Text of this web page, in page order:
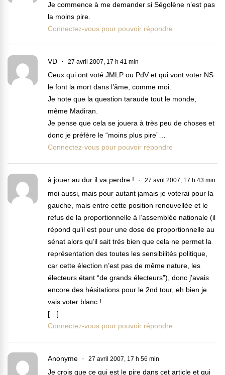
Je commence à me demander si Ségolène n’est pas
la moins pire.
Connectez-vous pour pouvoir répondre
VD 27 avril 2007, 17 h 41 min
Ceux qui ont voté JMLP ou PdV et qui vont voter NS
le font la mort dans l’âme, comme moi.
Je note que la question taraude tout le monde,
même Madiran.
Je pense que cela se jouera à très peu de choses et
donc je préfère le “moins plus pire”…
Connectez-vous pour pouvoir répondre
à jouer au dur il va perdre ! 27 avril 2007, 17 h 43 min
moi aussi, mais pour autant jamais je voterai pour la
gauche, mais entre cette position renouvellée et le
refus de la proportionnelle à l’assemblée nationale (il
répond qu’il est pour une dose de proportionnelle au
sénat alors qu’il sait trés bien que cela ne permet la
représentation des toutes les sensibilités politique,
car cette élection n’est pas de même nature, les
électeurs étant “de grands électeurs”), donc j’avais
encore des hésitations pour le 2nd tour, eh bien je
vais voter blanc !
[…]
Connectez-vous pour pouvoir répondre
Anonyme 27 avril 2007, 17 h 56 min
Je crois que ce qui est le pire dans cet article et qui